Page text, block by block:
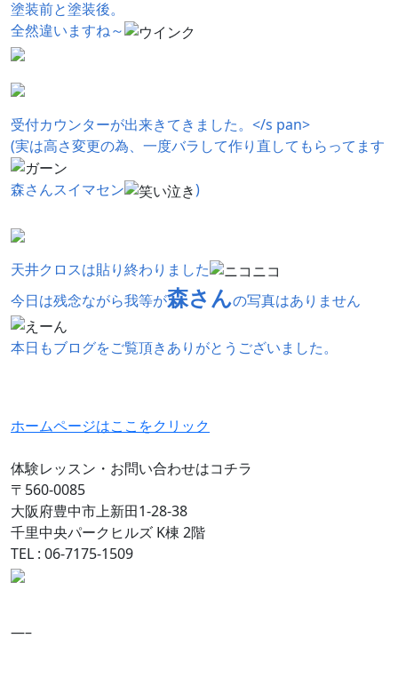
塗装前と塗装後。
全然違いますね～
受付カウンターが出来きてきました。</s pan>
(実は高さ変更の為、一度バラして作り直してもらってます
森さんスイマセン )
天井クロスは貼り終わりました
今日は残念ながら我等が森さんの写真はありません
本日もブログをご覧頂きありがとうございました。
ホームページはここをクリック
体験レッスン・お問い合わせはコチラ
〒560-0085
大阪府豊中市上新田1-28-38
千里中央パークヒルズ K棟 2階
TEL : 06-7175-1509
—–